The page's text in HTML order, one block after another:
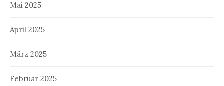
Mai 2025
April 2025
März 2025
Februar 2025